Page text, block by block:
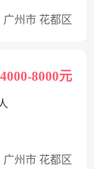
广州市 花都区
4000-8000元
广州市 花都区